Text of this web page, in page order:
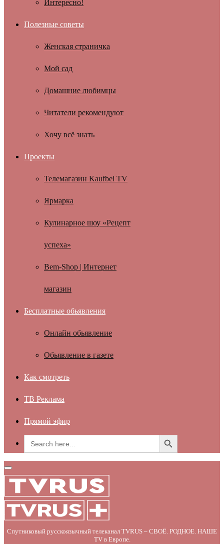
Интересно!
Полезные советы
Женская страничка
Мой сад
Домашние любимцы
Читатели рекомендуют
Хочу всё знать
Проекты
Телемагазин Kaufbei TV
Ярмарка
Кулинарное шоу «Рецепт
успеха»
Bem-Shop | Интернет
магазин
Бесплатные обьявления
Онлайн обьявление
Обьявление в газете
Как смотреть
ТВ Реклама
Прямой эфир
Search
for:
Search Button
Primary
Menu
Спутниковый русскоязычный телеканал TVRUS – СВОЁ. РОДНОЕ. НАШЕ
TV в Европе.